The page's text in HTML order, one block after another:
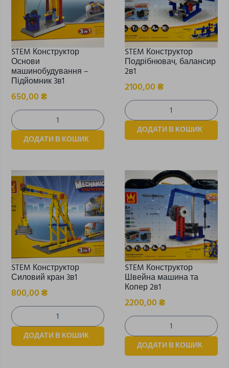
STEM Конструктор
Основи
машинобудування –
Підйомник 3в1
650,00₴
ДОДАТИ В КОШИК
STEM Конструктор
Подрібнювач, балансир
2в1
2100,00₴
ДОДАТИ В КОШИК
STEM Конструктор
Силовий кран 3в1
800,00₴
ДОДАТИ В КОШИК
STEM Конструктор
Швейна машина та
Копер 2в1
2200,00₴
ДОДАТИ В КОШИК